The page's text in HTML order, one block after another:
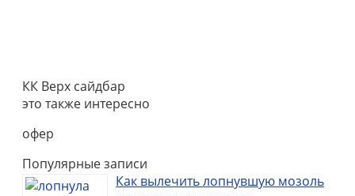
КК Верх сайдбар
это также интересно
офер
Популярные записи
Как вылечить лопнувшую мозоль